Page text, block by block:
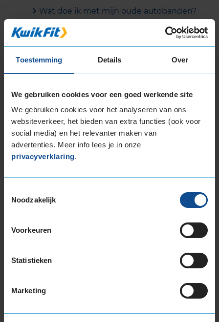
Toestemming Details Over
We gebruiken cookies voor een goed werkende site
We gebruiken cookies voor het analyseren van ons
websiteverkeer, het bieden van extra functies (ook voor
social media) en het relevanter maken van
advertenties. Meer info lees je in onze
privacyverklaring.
Noodzakelijk
Voorkeuren
Statistieken
Marketing
Wat doe ik met mijn oude autobanden?
Kan ik winterbanden combineren met
all season banden?
Welk merk autobanden zijn goed?
Welke banden heb ik nodig?
Welke autoband is het beste?
Waar koop je autobanden?
Kan ik banden los bestellen, dus zonder
montage?
Kan ik ook banden/velgen inruilen bij
maten bestellen?
Waarom zijn autobanden soms duur?
Waar koop je goedkope autobanden?
Uit welke bandenmontagepakketten
kan ik kiezen?